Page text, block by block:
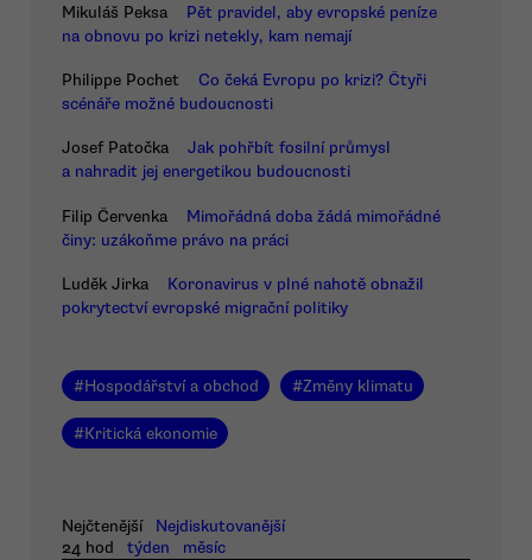
Mikuláš Peksa
Pět pravidel, aby evropské peníze
na obnovu po krizi netekly, kam nemají
Philippe Pochet
Co čeká Evropu po krizi? Čtyři
scénáře možné budoucnosti
Josef Patočka
Jak pohřbít fosilní průmysl
a nahradit jej energetikou budoucnosti
Filip Červenka
Mimořádná doba žádá mimořádné
činy: uzákoňme právo na práci
Luděk Jirka
Koronavirus v plné nahotě obnažil
pokrytectví evropské migrační politiky
#Hospodářství a obchod #Změny klimatu
#Kritická ekonomie
Nejčtenější
Nejdiskutovanější
24 hod
týden měsíc